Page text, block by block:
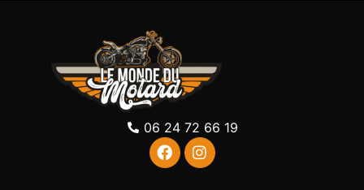
06 24 72 66 19